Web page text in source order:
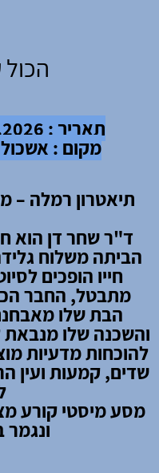
תאריך : 01.06.2026 | שני | 19:30
מקום : אשכול
תיאטרון רמלה –
ד"ר שחר דן הוא
הביתה משלוח
חייו הופכים
מתבטל, החבר
הבת שלו
והשכנה שלו מנבאת
להוכחות מדעיות
שדים, קמעות ועין
מסע מיסטי קורע